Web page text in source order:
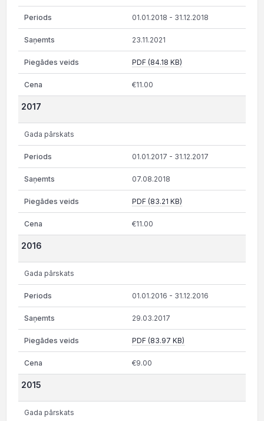
01.01.2018 - 31.12.2018
23.11.2021
PDF (84.18 KB)
€11.00
2017
Gada pārskats
01.01.2017 - 31.12.2017
07.08.2018
PDF (83.21 KB)
€11.00
2016
Gada pārskats
01.01.2016 - 31.12.2016
29.03.2017
PDF (83.97 KB)
€9.00
2015
Gada pārskats